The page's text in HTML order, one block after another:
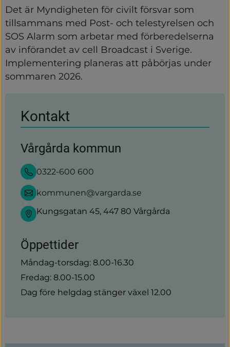
Det är Myndigheten för civilt försvar som
tillsammans med Post- och telestyrelsen och
SOS Alarm som arbetar med förberedelserna
av införandet av cell Broadcast i Sverige.
Implementering planeras att påbörjas under
sommaren 2026.
Kontakt
Vårgårda kommun
0322-600 600
kommunen@vargarda.se
Kungsgatan 45, 447 80 Vårgårda
Öppettider
Måndag-torsdag: 8.00-16.30
Fredag: 8.00-15.00
Dag före helgdag stänger växel 12.00